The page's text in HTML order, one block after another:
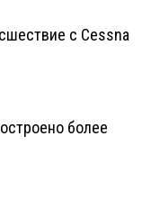
с Cessna
более